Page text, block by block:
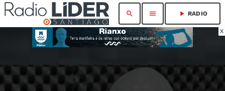
X
search menu play_arrow RADIO